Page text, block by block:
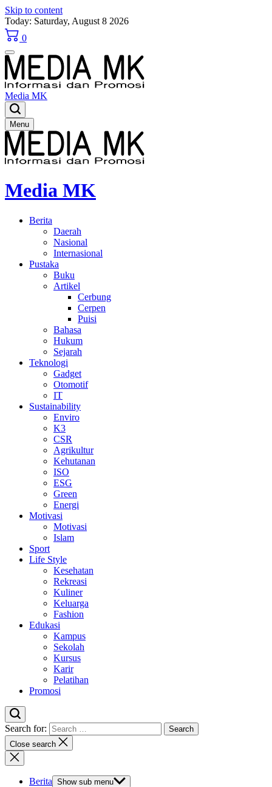
Skip to content
Today: Saturday, August 8 2026
0
Media MK
Menu
Media MK
Berita
Daerah
Nasional
Internasional
Pustaka
Buku
Artikel
Cerbung
Cerpen
Puisi
Bahasa
Hukum
Sejarah
Teknologi
Gadget
Otomotif
IT
Sustainability
Enviro
K3
CSR
Agrikultur
Kehutanan
ISO
ESG
Green
Energi
Motivasi
Motivasi
Islam
Sport
Life Style
Kesehatan
Rekreasi
Kuliner
Keluarga
Fashion
Edukasi
Kampus
Sekolah
Kursus
Karir
Pelatihan
Promosi
Search for:
Close search
Berita Show sub menu